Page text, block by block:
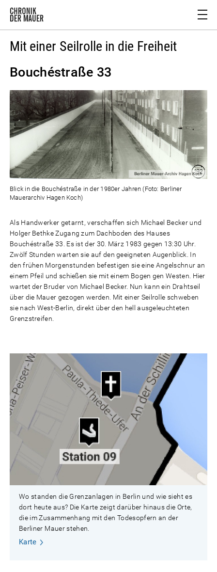
Mit einer Seilrolle in die Freiheit
Bouchéstraße 33
Blick in die Bouchéstraße in der 1980er Jahren (Foto: Berliner
Mauerarchiv Hagen Koch)
Als Handwerker getarnt, verschaffen sich Michael Becker und
Holger Bethke Zugang zum Dachboden des Hauses
Bouchéstraße 33. Es ist der 30. März 1983 gegen 13:30 Uhr.
Zwölf Stunden warten sie auf den geeigneten Augenblick. In
den frühen Morgenstunden befestigen sie eine Angelschnur an
einem Pfeil und schießen sie mit einem Bogen gen Westen. Hier
wartet der Bruder von Michael Becker. Nun kann ein Drahtseil
über die Mauer gezogen werden. Mit einer Seilrolle schweben
sie nach West-Berlin, direkt über den hell ausgeleuchteten
Grenzstreifen.
Wo standen die Grenzanlagen in Berlin und wie sieht es
dort heute aus? Die Karte zeigt darüber hinaus die Orte,
die im Zusammenhang mit den Todesopfern an der
Berliner Mauer stehen.
Karte